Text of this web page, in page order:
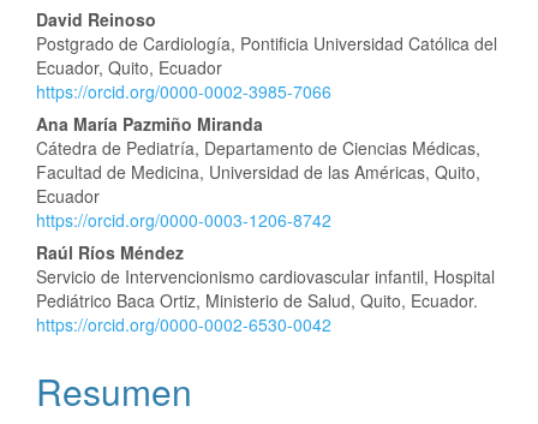
Contenido
principal
del
artículo
David Reinoso
Postgrado de Cardiología, Pontificia Universidad Católica del
Ecuador, Quito, Ecuador
https://orcid.org/0000-0002-3985-7066
Ana María Pazmiño Miranda
Cátedra de Pediatría, Departamento de Ciencias Médicas,
Facultad de Medicina, Universidad de las Américas, Quito,
Ecuador
https://orcid.org/0000-0003-1206-8742
Raúl Ríos Méndez
Servicio de Intervencionismo cardiovascular infantil, Hospital
Pediátrico Baca Ortiz, Ministerio de Salud, Quito, Ecuador.
https://orcid.org/0000-0002-6530-0042
Resumen